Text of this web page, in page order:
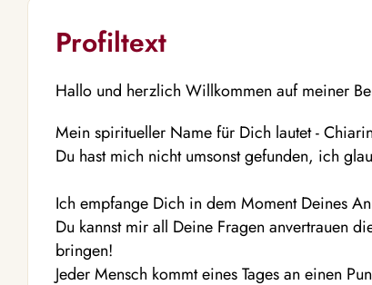
Profiltext
Hallo und herzlich Willkommen auf meiner
Mein spiritueller Name für Dich lautet -
Du hast mich nicht umsonst gefunden, ich
Ich empfange Dich in dem Moment Deines
Du kannst mir all Deine Fragen anvertrauen
bringen!
Jeder Mensch kommt eines Tages an einen